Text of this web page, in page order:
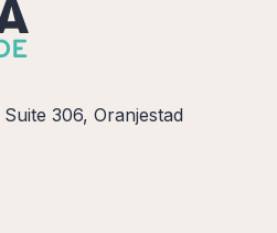
306, Oranjestad